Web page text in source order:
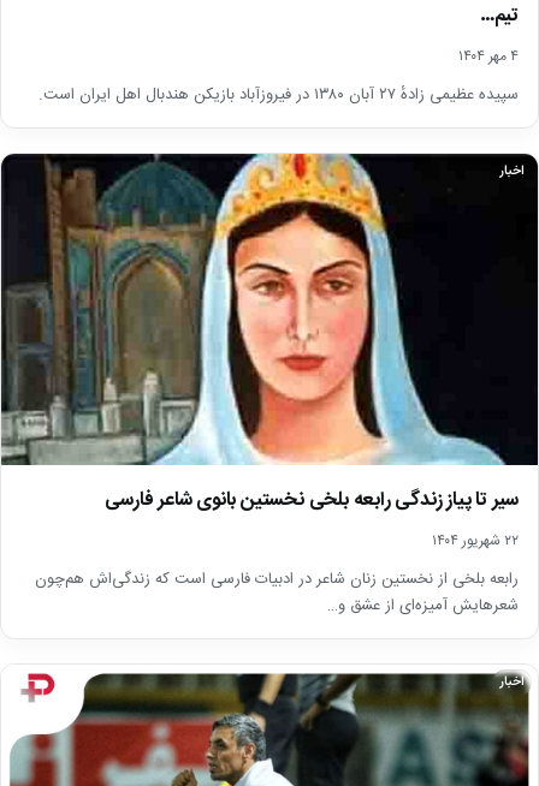
تیم…
۴ مهر ۱۴۰۴
سپیده عظیمی زادهٔ ۲۷ آبان ۱۳۸۰ در فیروزآباد بازیکن هندبال اهل ایران است.
اخبار
سیر تا پیاز زندگی رابعه بلخی نخستین بانوی شاعر فارسی
۲۲ شهریور ۱۴۰۴
رابعه بلخی از نخستین زنان شاعر در ادبیات فارسی است که زندگی‌اش هم‌چون
شعرهایش آمیزه‌ای از عشق و…
اخبار